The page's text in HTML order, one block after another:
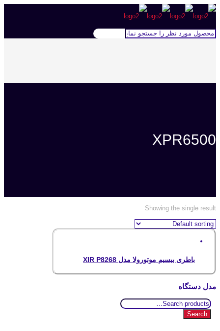
XPR6500
Showing the single result
باطری بیسیم موتورولا مدل XIR P8268
مدل دستگاه
Search
for:
Search